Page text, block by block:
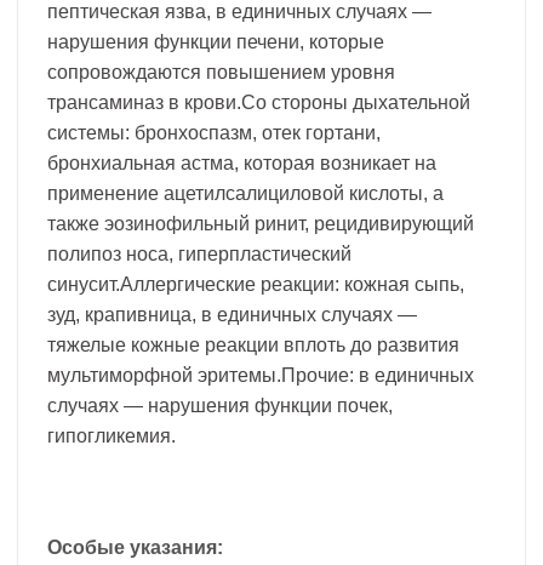
пептическая язва, в единичных случаях —
нарушения функции печени, которые
сопровождаются повышением уровня
трансаминаз в крови.Со стороны дыхательной
системы: бронхоспазм, отек гортани,
бронхиальная астма, которая возникает на
применение ацетилсалициловой кислоты, а
также эозинофильный ринит, рецидивирующий
полипоз носа, гиперпластический
синусит.Аллергические реакции: кожная сыпь,
зуд, крапивница, в единичных случаях —
тяжелые кожные реакции вплоть до развития
мультиморфной эритемы.Прочие: в единичных
случаях — нарушения функции почек,
гипогликемия.
Особые указания: